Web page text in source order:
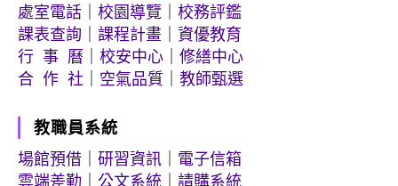
處室電話
校園導覽
校務評鑑
課表查詢
課程計畫
資優教育
行 事 曆
校安中心
修繕中心
合 作 社
空氣品質 教師甄選
教職員系統
場館預借
研習資訊
電子信箱
雲端差勤
公文系統
請購系統